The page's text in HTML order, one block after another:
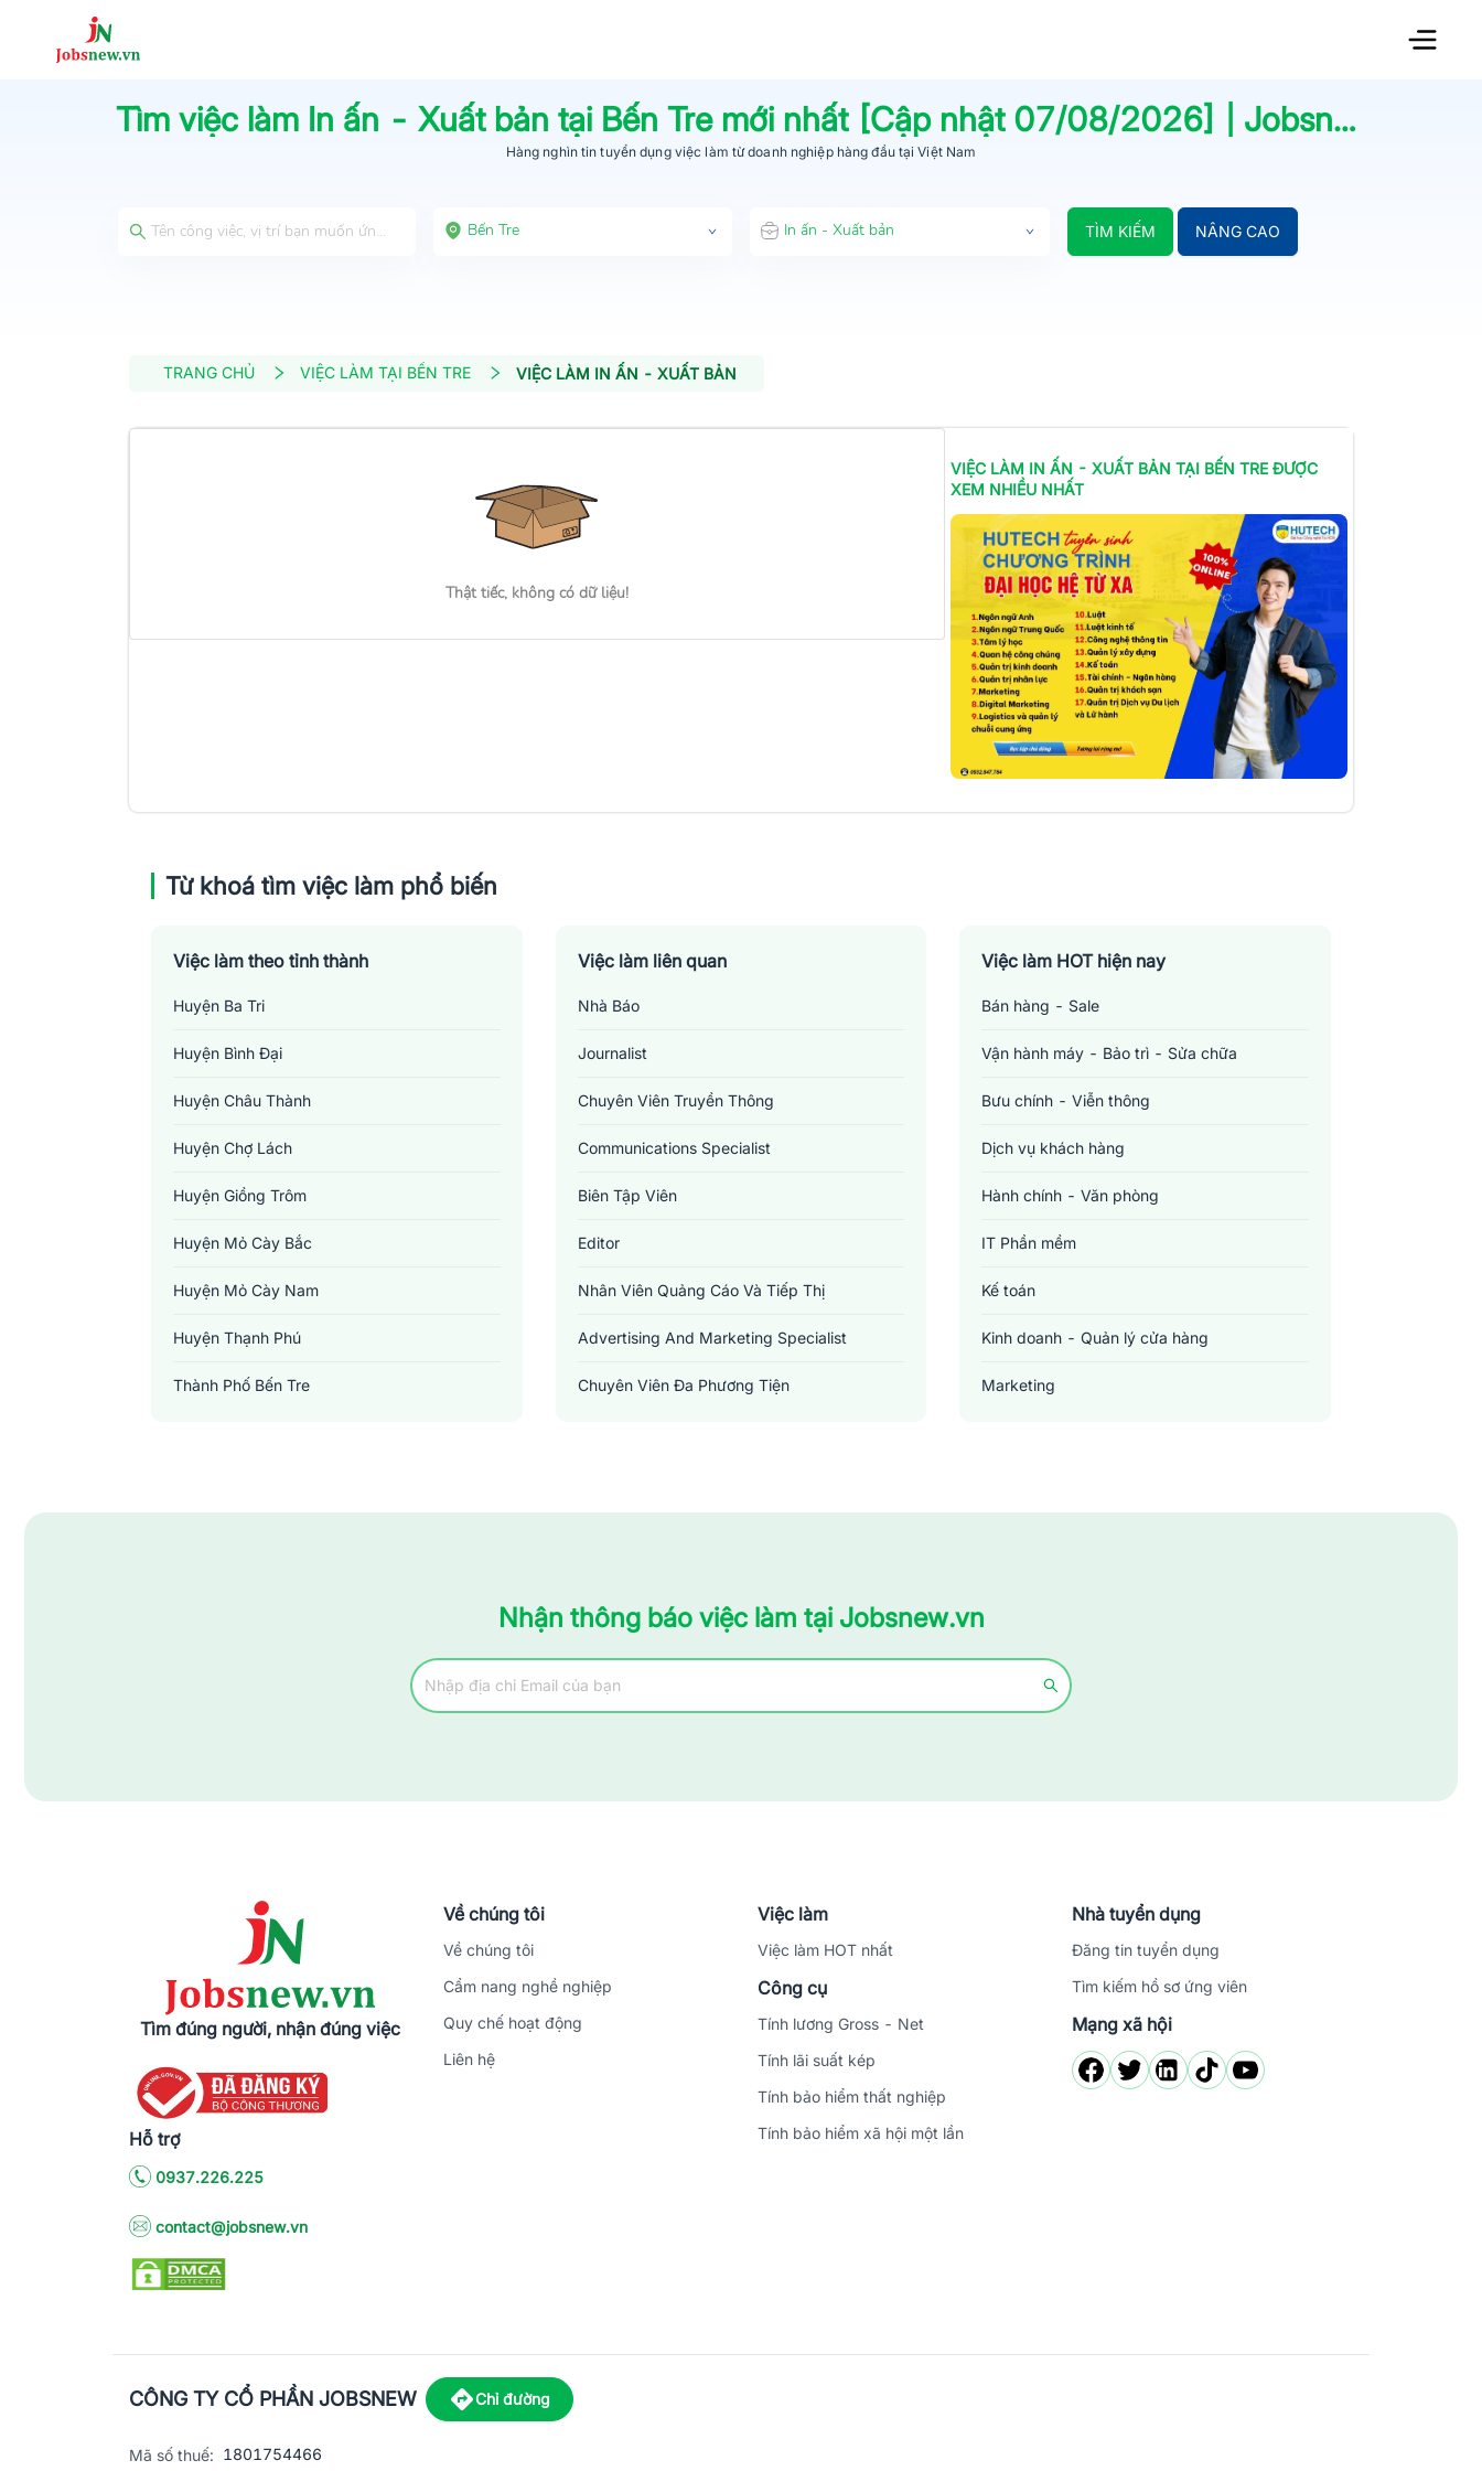
Tìm việc làm In ấn - Xuất bản tại Bến Tremới nhất [Cập nhật 07/08/2026] | Jobsnew.vn
Hàng nghìn tin tuyển dụng việc làm từdoanh nghiệp hàng đầutại Việt Nam
Bến Tre In ấn - Xuất bản TÌM KIẾM NÂNG CAO
TRANG CHỦ VIỆC LÀM TẠI BẾN TRE VIỆC LÀM IN ẤN - XUẤT BẢN
Thật tiếc, không có dữ liệu!
VIỆC LÀM IN ẤN - XUẤT BẢN TẠI BẾN TRE ĐƯỢC
XEM NHIỀU NHẤT
Từ khoá tìm việc làm phổ biến
Việc làm theo tỉnh thành
Huyện Ba Tri
Huyện Bình Đại
Huyện Châu Thành
Huyện Chợ Lách
Huyện Giồng Trôm
Huyện Mỏ Cày Bắc
Huyện Mỏ Cày Nam
Huyện Thạnh Phú
Thành Phố Bến Tre
Việc làm liên quan
Nhà Báo
Journalist
Chuyên Viên Truyền Thông
Communications Specialist
Biên Tập Viên
Editor
Nhân Viên Quảng Cáo Và Tiếp Thị
Advertising And Marketing Specialist
Chuyên Viên Đa Phương Tiện
Việc làm HOT hiện nay
Bán hàng - Sale
Vận hành máy - Bảo trì - Sửa chữa
Bưu chính - Viễn thông
Dịch vụ khách hàng
Hành chính - Văn phòng
IT Phần mềm
Kế toán
Kinh doanh - Quản lý cửa hàng
Marketing
Nhận thông báo việc làm tại Jobsnew.vn
Tìm đúng người, nhận đúng việc
Hỗ trợ
0937.226.225
contact@jobsnew.vn
Về chúng tôi
Về chúng tôi
Cẩm nang nghề nghiệp
Quy chế hoạt động
Liên hệ
Việc làm
Việc làm HOT nhất
Công cụ
Tính lương Gross - Net
Tính lãi suất kép
Tính bảo hiểm thất nghiệp
Tính bảo hiểm xã hội một lần
Nhà tuyển dụng
Đăng tin tuyển dụng
Tìm kiếm hồ sơ ứng viên
Mạng xã hội
CÔNG TY CỔ PHẦN JOBSNEW Chỉ đường
Mã số thuế: 1801754466